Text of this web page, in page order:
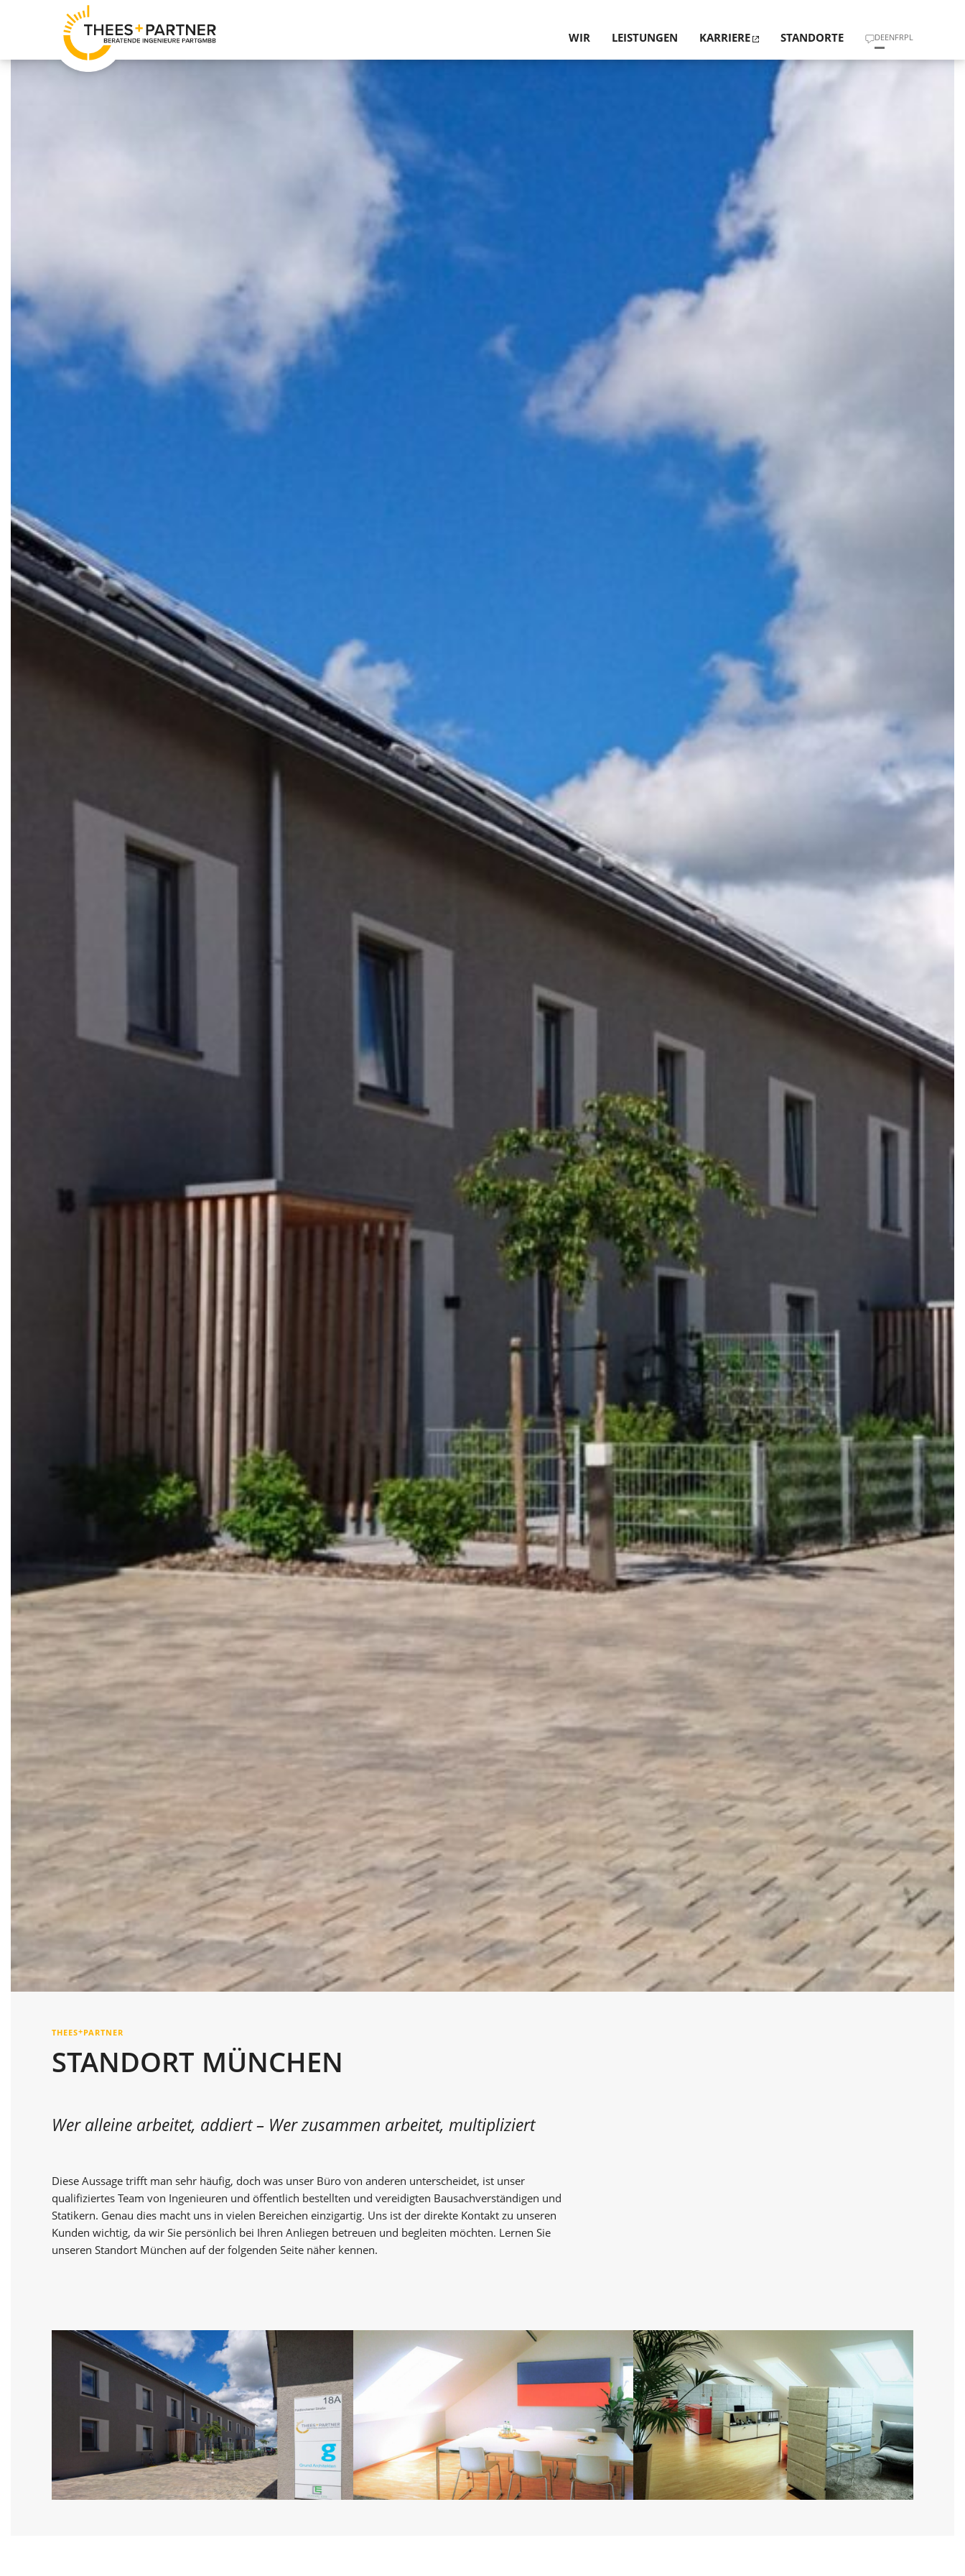
WIR
PHILOSOPHIE UND WERTE
LEISTUNGEN
GUTACHTEN ÜBER BAU­MÄNGEL UND BAUSCHÄDEN
INNEN­RAUM­HYGIENE UND SCHAD­STOFF­ANALYSE
WERTERMITTLUNG GRUND­STÜCKE/GEBÄUDE
BEHEBUNG VON BAU­­ABLAUF­STÖRUNGEN
SCHULUNGEN UND VORTRÄGE
KARRIERE STANDORTE
TRIER
STUTTGART
DEENFRPL
THEES+PARTNER
STANDORT MÜNCHEN
Wer alleine arbeitet, addiert – Wer zusammen arbeitet, multipliziert
Diese Aussage trifft man sehr häufig, doch was unser Büro von anderen unterscheidet, ist unser
qualifiziertes Team von Ingenieuren und öffentlich bestellten und vereidigten Bau­sachverständigen und
Statikern. Genau dies macht uns in vielen Bereichen einzigartig. Uns ist der direkte Kontakt zu unseren
Kunden wichtig, da wir Sie persönlich bei Ihren Anliegen betreuen und begleiten möchten. Lernen Sie
unseren Standort München auf der folgenden Seite näher kennen.